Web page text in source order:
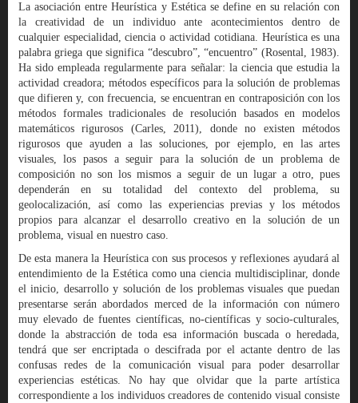
La asociación entre Heurística y Estética se define en su relación con
la creatividad de un individuo ante acontecimientos dentro de
cualquier especialidad, ciencia o actividad cotidiana. Heurística es una
palabra griega que significa “descubro”, “encuentro” (Rosental, 1983).
Ha sido empleada regularmente para señalar: la ciencia que estudia la
actividad creadora; métodos específicos para la solución de problemas
que difieren y, con frecuencia, se encuentran en contraposición con los
métodos formales tradicionales de resolución basados en modelos
matemáticos rigurosos (Carles, 2011), donde no existen métodos
rigurosos que ayuden a las soluciones, por ejemplo, en las artes
visuales, los pasos a seguir para la solución de un problema de
composición no son los mismos a seguir de un lugar a otro, pues
dependerán en su totalidad del contexto del problema, su
geolocalización, así como las experiencias previas y los métodos
propios para alcanzar el desarrollo creativo en la solución de un
problema, visual en nuestro caso.
De esta manera la Heurística con sus procesos y reflexiones ayudará al
entendimiento de la Estética como una ciencia multidisciplinar, donde
el inicio, desarrollo y solución de los problemas visuales que puedan
presentarse serán abordados merced de la información con número
muy elevado de fuentes científicas, no-científicas y socio-culturales,
donde la abstracción de toda esa información buscada o heredada,
tendrá que ser encriptada o descifrada por el actante dentro de las
confusas redes de la comunicación visual para poder desarrollar
experiencias estéticas. No hay que olvidar que la parte artística
correspondiente a los individuos creadores de contenido visual consiste